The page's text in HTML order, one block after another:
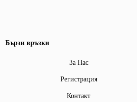
Бързи връзки
За Нас
Регистрация
Контакт